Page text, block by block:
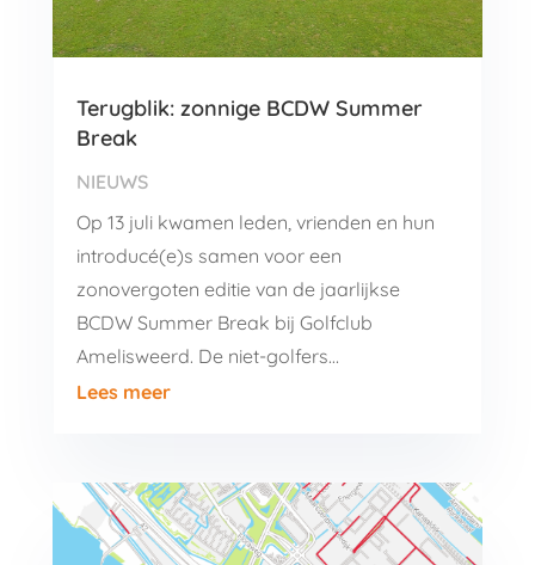
Terugblik: zonnige BCDW Summer
Break
NIEUWS
Op 13 juli kwamen leden, vrienden en hun
introducé(e)s samen voor een
zonovergoten editie van de jaarlijkse
BCDW Summer Break bij Golfclub
Amelisweerd. De niet-golfers…
Lees meer